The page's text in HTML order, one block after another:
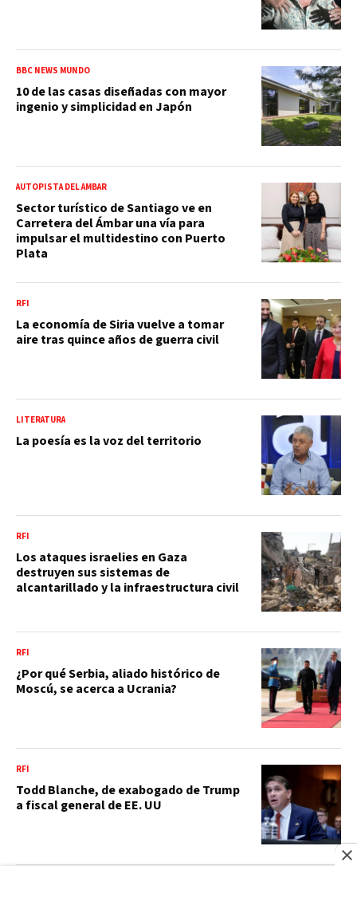
BBC NEWS MUNDO
10 de las casas diseñadas con mayor
ingenio y simplicidad en Japón
AUTOPISTA DEL ÁMBAR
Sector turístico de Santiago ve en
Carretera del Ámbar una vía para
impulsar el multidestino con Puerto
Plata
RFI
La economía de Siria vuelve a tomar
aire tras quince años de guerra civil
LITERATURA
La poesía es la voz del territorio
RFI
Los ataques israelies en Gaza
destruyen sus sistemas de
alcantarillado y la infraestructura civil
RFI
¿Por qué Serbia, aliado histórico de
Moscú, se acerca a Ucrania?
RFI
Todd Blanche, de exabogado de Trump
a fiscal general de EE. UU